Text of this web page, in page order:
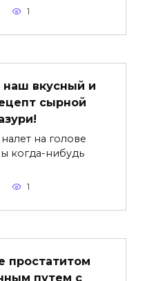
1
наш вкусный и
сырной
на голове
когда-нибудь
1
простатитом
путем с